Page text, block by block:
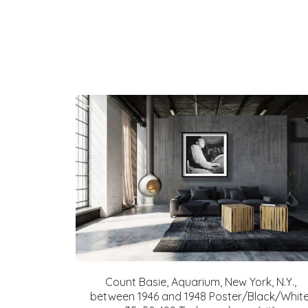
Count Basie, Aquarium, New York, N.Y.,
between 1946 and 1948 Poster/Black/